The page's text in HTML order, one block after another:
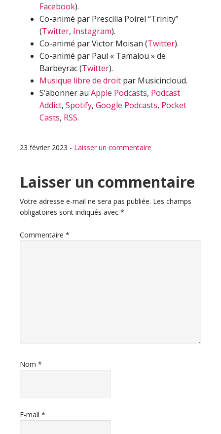
Facebook).
Co-animé par Prescilia Poirel “Trinity”
(Twitter, Instagram).
Co-animé par Victor Moisan (Twitter).
Co-animé par Paul « Tamalou » de
Barbeyrac (Twitter).
Musique libre de droit par Musicincloud.
S’abonner au Apple Podcasts, Podcast
Addict, Spotify, Google Podcasts, Pocket
Casts, RSS.
23 février 2023 - Laisser un commentaire
Interactions
du
lecteur
Laisser un commentaire
Votre adresse e-mail ne sera pas publiée. Les champs
obligatoires sont indiqués avec *
Commentaire *
Nom *
E-mail *